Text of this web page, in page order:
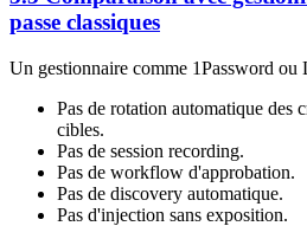
passe classiques
Un gestionnaire comme 1Password ou
Pas de rotation automatique des
cibles.
Pas de session recording.
Pas de workflow d'approbation.
Pas de discovery automatique.
Pas d'injection sans exposition.